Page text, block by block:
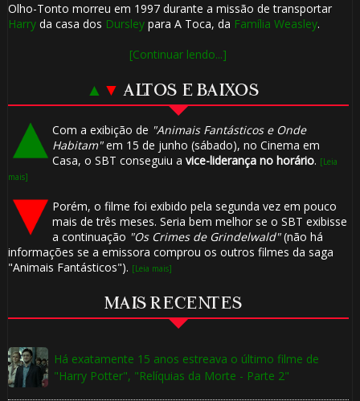
Olho-Tonto morreu em 1997 durante a missão de transportar
Harryda casa dos Dursleypara A Toca, da Família Weasley.
[Continuar lendo...]
▲ ▼ ALTOS E BAIXOS
Com a exibição de "Animais Fantásticos e Onde
Habitam"em 15 de junho (sábado), no Cinema em
Casa, o SBT conseguiu a vice-liderança no horário. [Leia
mais]
Porém, o filme foi exibido pela segunda vez em pouco
mais de três meses. Seria bem melhor se o SBT exibisse
a continuação "Os Crimes de Grindelwald"(não há
informações se a emissora comprou os outros filmes da saga
"Animais Fantásticos"). [Leia mais]
MAIS RECENTES
Há exatamente 15 anos estreava o último filme de
"Harry Potter", "Relíquias da Morte - Parte 2"